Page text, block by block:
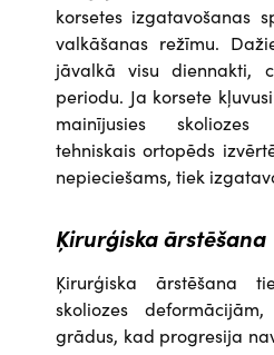
korsetes izgatavošanas
valkāšanas režīmu.
jāvalkā visu diennakti,
periodu. Ja korsete
mainījusies
tehniskais ortopēds
nepieciešams, tiek
Ķirurģiska ārstēšana
Ķirurģiska ārstēšana
skoliozes
grādus, kad progresija